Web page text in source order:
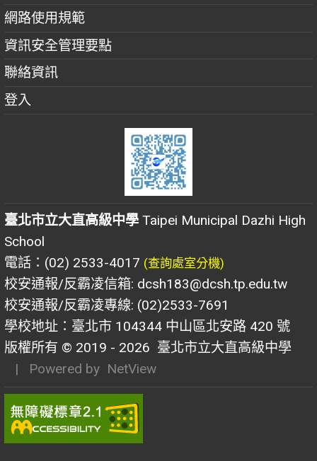
網路使用規範
資訊安全管理要點
聯絡資訊
登入
臺北市立大直高級中學 Taipei Municipal Dazhi High
School
電話：(02) 2533-4017 (查詢處室分機)
校安通報/反霸凌信箱: dcsh183@dcsh.tp.edu.tw
校安通報/反霸凌專線: (02)2533-7691
學校地址：臺北市 104344 中山區北安路 420 號
版權所有 © 2019 - 2026 臺北市立大直高級中學
| Powered by NetView